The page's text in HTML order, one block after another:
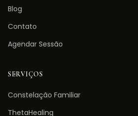
Blog
Contato
Agendar Sessão
SERVIÇOS
Constelação Familiar
ThetaHealing